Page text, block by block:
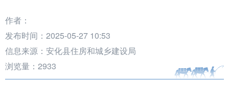
作者：
发布时间：2025-05-27 10:53
信息来源：安化县住房和城乡建设局
浏览量： 2933